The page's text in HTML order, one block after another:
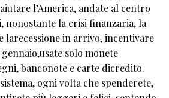
l’America, andate al centro
nonostante la crisi finanzaria, la
larecessione in arrivo, incentivare
gennaio,usate solo monete
banconote e carte dicredito.
ogni volta che spenderete,